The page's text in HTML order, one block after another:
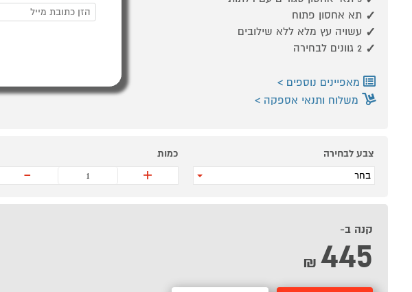
תא אחסון פתוח
עשויה עץ מלא ללא שילובים
2 גוונים לבחירה
מאפיינים נוספים
משלוח ותנאי אספקה
צבע לבחירה
בחר
כמות
+
-
קנה ב-
445
₪